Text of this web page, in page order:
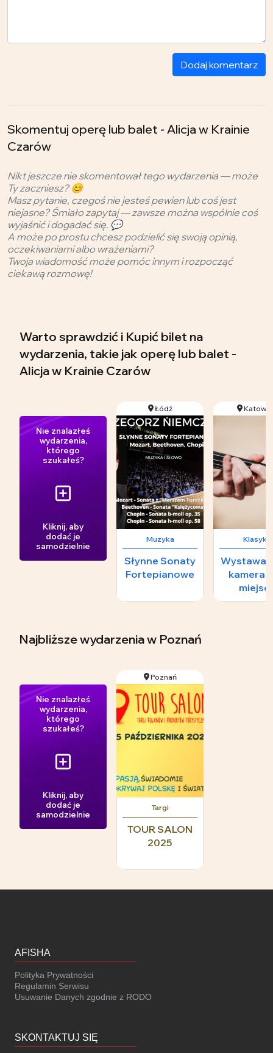
Dodaj komentarz
Skomentuj operę lub balet - Alicja w Krainie
Czarów
Nikt jeszcze nie skomentował tego wydarzenia — może
Ty zaczniesz? 😊
Masz pytanie, czegoś nie jesteś pewien lub coś jest
niejasne? Śmiało zapytaj — zawsze można wspólnie coś
wyjaśnić i dogadać się. 💬
A może po prostu chcesz podzielić się swoją opinią,
oczekiwaniami albo wrażeniami?
Twoja wiadomość może pomóc innym i rozpocząć
ciekawą rozmowę!
Warto sprawdzić i Kupić bilet na
wydarzenia, takie jak operę lub balet -
Alicja w Krainie Czarów
Nie znalazłeś
wydarzenia,
którego
szukałeś?
Kliknij, aby
dodać je
samodzielnie
Łódź
Muzyka
Słynne Sonaty
Fortepianowe
Klasyka
Wystawa
Najbliższe wydarzeniaw Poznań
Nie znalazłeś
wydarzenia,
którego
szukałeś?
Kliknij, aby
dodać je
samodzielnie
Poznań
Targi
TOUR SALON
2025
AFISHA
Polityka Prywatności
Regulamin Serwisu
Usuwanie Danych zgodnie z RODO
SKONTAKTUJ SIĘ